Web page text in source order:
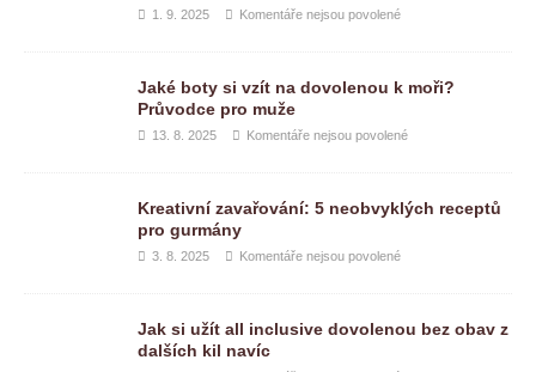
1. 9. 2025 Komentáře nejsou povolené
Jaké boty si vzít na dovolenou k moři?
Průvodce pro muže
13. 8. 2025 Komentáře nejsou povolené
Kreativní zavařování: 5 neobvyklých receptů
pro gurmány
3. 8. 2025 Komentáře nejsou povolené
Jak si užít all inclusive dovolenou bez obav z
dalších kil navíc